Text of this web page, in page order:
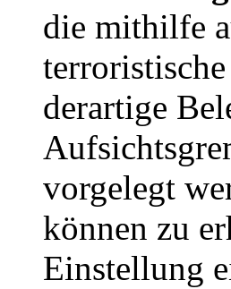
die mithilfe
derartige
vorgelegt
können zu
Einstellung